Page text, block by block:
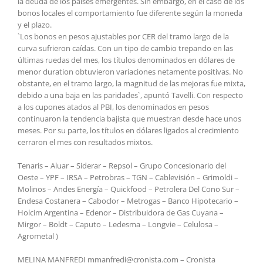
bonos locales el comportamiento fue diferente según la moneda
y el plazo.
`Los bonos en pesos ajustables por CER del tramo largo de la
curva sufrieron caídas. Con un tipo de cambio trepando en las
últimas ruedas del mes, los títulos denominados en dólares de
menor duration obtuvieron variaciones netamente positivas. No
obstante, en el tramo largo, la magnitud de las mejoras fue mixta,
debido a una baja en las paridades`, apuntó Tavelli. Con respecto
a los cupones atados al PBI, los denominados en pesos
continuaron la tendencia bajista que muestran desde hace unos
meses. Por su parte, los títulos en dólares ligados al crecimiento
cerraron el mes con resultados mixtos.
Tenaris – Aluar – Siderar – Repsol – Grupo Concesionario del
Oeste – YPF – IRSA – Petrobras – TGN – Cablevisión – Grimoldi –
Molinos – Andes Energía – Quickfood – Petrolera Del Cono Sur –
Endesa Costanera – Caboclor – Metrogas – Banco Hipotecario –
Holcim Argentina – Edenor – Distribuidora de Gas Cuyana –
Mirgor – Boldt – Caputo – Ledesma – Longvie – Celulosa –
Agrometal )
MELINA MANFREDI mmanfredi@cronista.com – Cronista